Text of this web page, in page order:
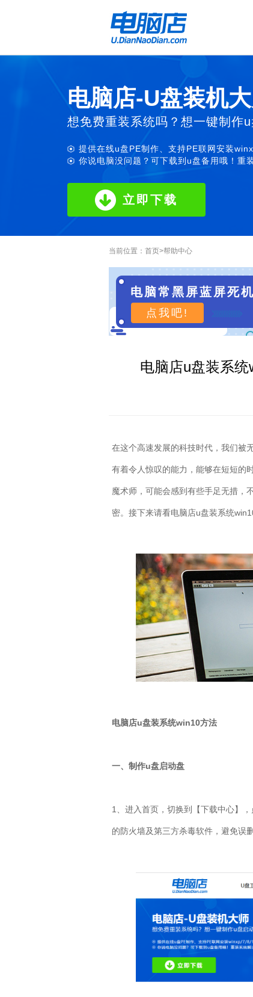
电脑店-U盘装机
想免费重装系统吗？想一键制作
提供在线u盘PE制作、支持PE联网安装
你说电脑没问题？可下载到u盘备用哦！重
立即下载
当前位置： 首页>帮助中心
电脑常黑屏蓝屏死
点我吧!
电脑店u盘装系
在这个高速发展的科技时代，我们被
有着令人惊叹的能力，能够在短短的
魔术师，可能会感到有些手足无措，
密。接下来请看电脑店u盘装系统
电脑店u盘装系统win10方法
一、制作u盘启动盘
1 、进入首页，切换到【下载中心】
的防火墙及第三方杀毒软件，避免误